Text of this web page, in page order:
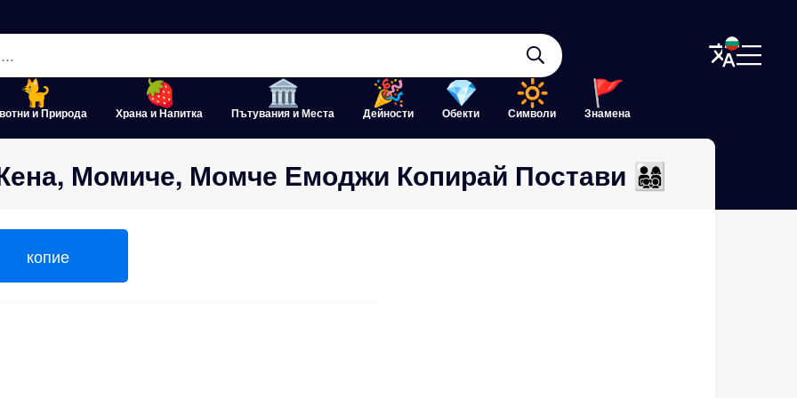
и Природа Храна и Напитка Пътувания и Места Дейности Обекти Символи Знамена
Жена, Момиче, Момче Емоджи Копирай Постави 👨‍👩‍👧‍👦
копие